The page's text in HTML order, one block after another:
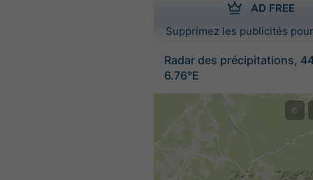
AD FREE
Supprimez les publicités
Radar des précipitations,
6.76°E
©